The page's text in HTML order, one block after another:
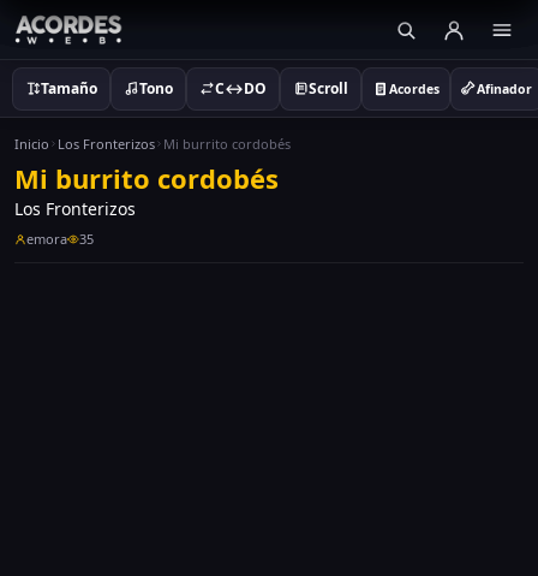
Tamaño Tono C↔DO Scroll Acordes Afinador
Inicio Los Fronterizos Mi burrito cordobés
Mi burrito cordobés
Los Fronterizos
emora 35